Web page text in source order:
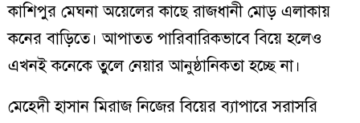
কাশিপুর মেঘনা অয়েলের কাছে রাজধানী মোড় এলাকায়
কনের বাড়িতে। আপাতত পারিবারিকভাবে বিয়ে হলেও
এখনই কনেকে তুলে নেয়ার আনুষ্ঠানিকতা হচ্ছে না।
মেহেদী হাসান মিরাজ নিজের বিয়ের ব্যাপারে সরাসরি